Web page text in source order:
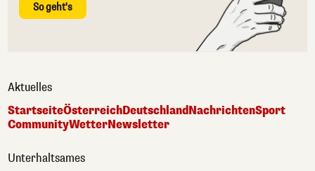
So geht's
Aktuelles
StartseiteÖsterreichDeutschlandNachrichtenSport
CommunityWetterNewsletter
Unterhaltsames